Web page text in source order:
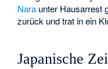
Nara unter Hausarrest
zurück und trat in ein
Japanische